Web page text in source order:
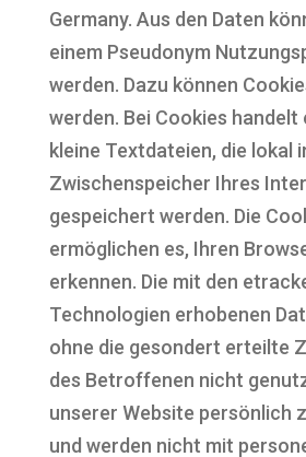
Germany. Aus den Daten
einem Pseudonym
werden. Dazu können
werden. Bei Cookies handelt
kleine Textdateien, die lokal
Zwischenspeicher Ihres
gespeichert werden. Die
ermöglichen es, Ihren
erkennen. Die mit den
Technologien erhobenen
ohne die gesondert erteilte
des Betroffenen nicht
unserer Website persönlich
und werden nicht mit